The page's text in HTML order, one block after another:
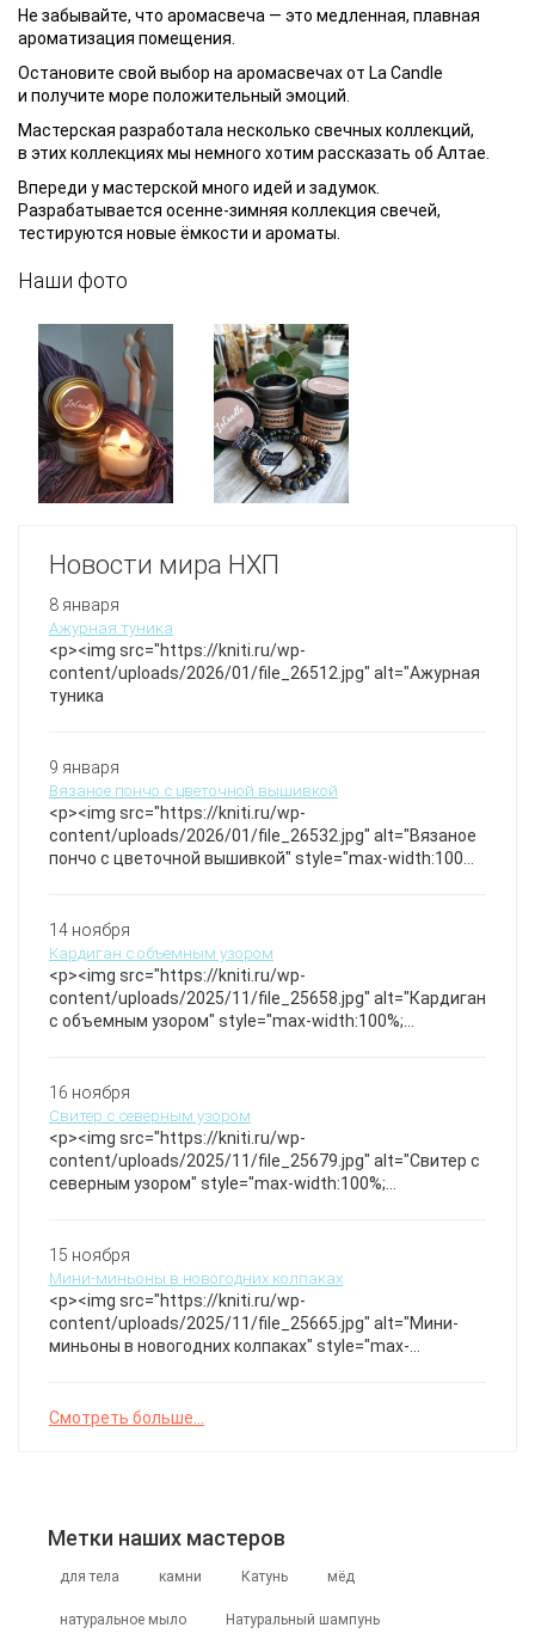
Не забывайте, что аромасвеча — это медленная, плавная
ароматизация помещения.
Остановите свой выбор на аромасвечах от La Candle
и получите море положительный эмоций.
Мастерская разработала несколько свечных коллекций,
в этих коллекциях мы немного хотим рассказать об Алтае.
Впереди у мастерской много идей и задумок.
Разрабатывается осенне-зимняя коллекция свечей,
тестируются новые ёмкости и ароматы.
Наши фото
Новости мира НХП
8 января
Ажурная туника
<p><img src="https://kniti.ru/wp-
content/uploads/2026/01/file_26512.jpg" alt="Ажурная
туника
9 января
Вязаное пончо с цветочной вышивкой
<p><img src="https://kniti.ru/wp-
content/uploads/2026/01/file_26532.jpg" alt="Вязаное
пончо с цветочной вышивкой" style="max-width:100%;
объемными цветочными мотивами, придающими
изделию романтичность и утонченность. Особое
внимание к деталям — кисточки по низу и аккуратный
крой создают неповторимый стиль. Красивый
палантин.
14 ноября
Кардиган с объемным узором
<p><img src="https://kniti.ru/wp-
content/uploads/2025/11/file_25658.jpg" alt="Кардиган
с объемным узором" style="max-width:100%;
структуру изделия. Особенность — широкая планка и
мягкий голубой оттенок. Кардиган с аранами
Lochmaddy
16 ноября
Свитер с северным узором
<p><img src="https://kniti.ru/wp-
content/uploads/2025/11/file_25679.jpg" alt="Свитер с
северным узором" style="max-width:100%;
традиционном стиле, который подчеркнет
индивидуальность и создаст атмосферу комфорта в
прохладные дни. Особое внимание уделено деталям
вязки и гармоничному сочетанию цветов. Пуловер с
описанием
15 ноября
Мини-миньоны в новогодних колпаках
<p><img src="https://kniti.ru/wp-
content/uploads/2025/11/file_25665.jpg" alt="Мини-
миньоны в новогодних колпаках" style="max-
дни! Каждый персонаж украшен очками и пушистым
Nastik Toys Мы в MAX Клад Амигуруми
Смотреть больше...
Метки наших мастеров
для тела камни Катунь мёд
натуральное мыло Натуральный шампунь